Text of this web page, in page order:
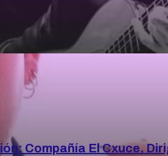
Compañía El Cxuce.